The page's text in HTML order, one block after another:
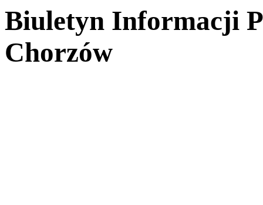
Biuletyn Informacji
Chorzów